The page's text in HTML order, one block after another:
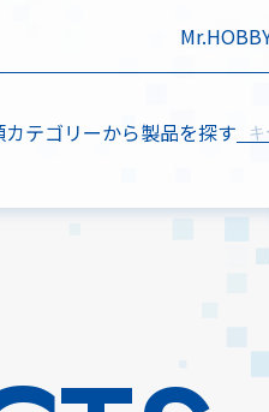
カテゴリーから製品を探す